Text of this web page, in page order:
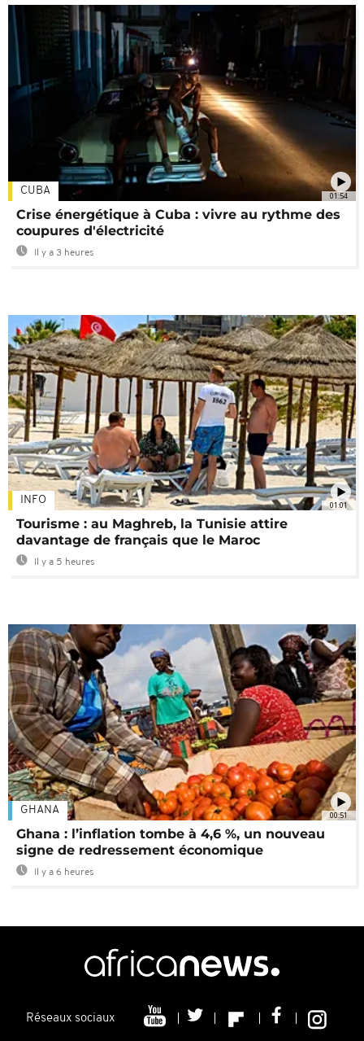
01:54
CUBA
Crise énergétique à Cuba : vivre au rythme des
coupures d'électricité
Il y a 3 heures
01:01
INFO
Tourisme : au Maghreb, la Tunisie attire
davantage de français que le Maroc
Il y a 5 heures
00:51
GHANA
Ghana : l’inflation tombe à 4,6 %, un nouveau
signe de redressement économique
Il y a 6 heures
Réseaux sociaux